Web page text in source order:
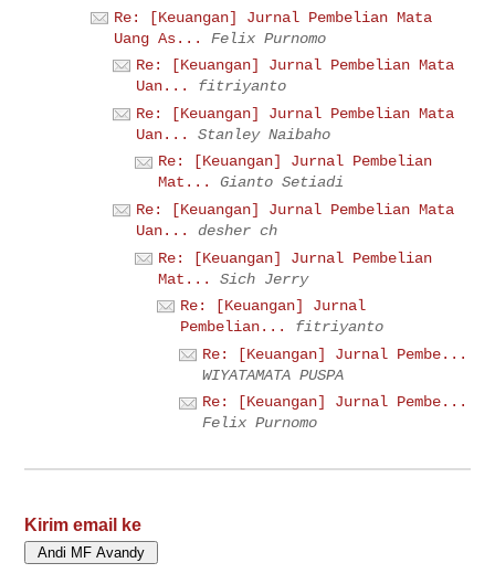
Re: [Keuangan] Jurnal Pembelian Mata
Uang As...
Felix Purnomo
Re: [Keuangan] Jurnal Pembelian Mata
Uan...
fitriyanto
Re: [Keuangan] Jurnal Pembelian Mata
Uan...
Stanley Naibaho
Re: [Keuangan] Jurnal Pembelian
Mat...
Gianto Setiadi
Re: [Keuangan] Jurnal Pembelian Mata
Uan...
desher ch
Re: [Keuangan] Jurnal Pembelian
Mat...
Sich Jerry
Re: [Keuangan] Jurnal
Pembelian...
fitriyanto
Re: [Keuangan] Jurnal Pembe...
WIYATAMATA PUSPA
Re: [Keuangan] Jurnal Pembe...
Felix Purnomo
Kirim email ke